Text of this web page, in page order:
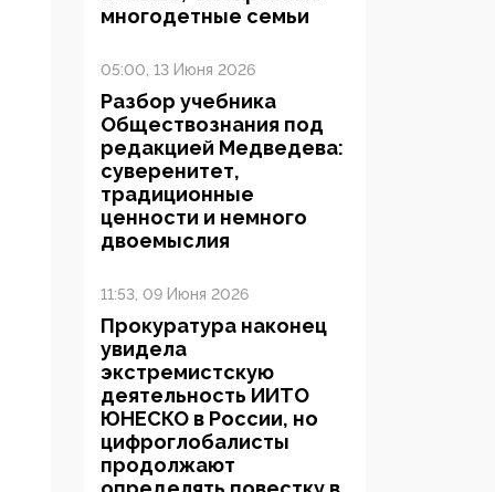
многодетные семьи
05:00, 13 Июня 2026
Разбор учебника
Обществознания под
редакцией Медведева:
суверенитет,
традиционные
ценности и немного
двоемыслия
11:53, 09 Июня 2026
Прокуратура наконец
увидела
экстремистскую
деятельность ИИТО
ЮНЕСКО в России, но
цифроглобалисты
продолжают